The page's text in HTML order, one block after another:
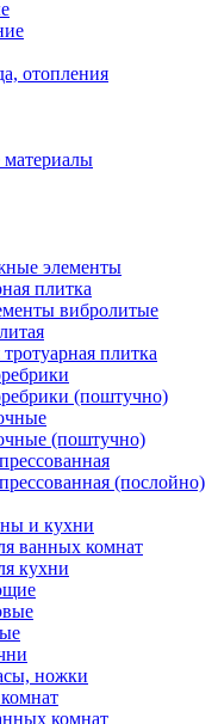
отопления
элементы
плитка
вибролитые
плитка
(поштучно)
(поштучно)
(послойно)
и кухни
ванных комнат
кухни
ножки
комнат